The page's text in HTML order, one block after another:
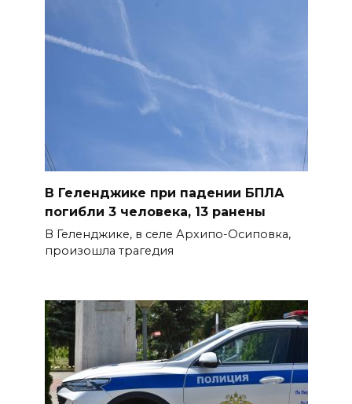
ВСЕ КАК ЕСТЬ. Политика
Зеленского: ложь, вранье и
06 августа 2026 16:25
Подготовка к школе
06 августа 2026 15:51
Донские спасатели провели
профилактические занятия
06 августа 2026 15:49
«Хочу прожить жизнь одна»:
ростовчанка разочаровалась
в местных мужчинах
В Геленджике при падении БПЛА
погибли 3 человека, 13 ранены
В Геленджике, в селе Архипо-Осиповка,
произошла трагедия